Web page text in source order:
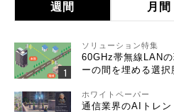
週間 月間
ソリューション特集
60GHz帯無線LAN
ーの間を埋める選択
ホワイトペーパー
通信業界のAIトレ